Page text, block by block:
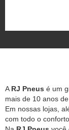
A RJ Pneus é um
mais de 10 anos
Em nossas lojas,
com todo o